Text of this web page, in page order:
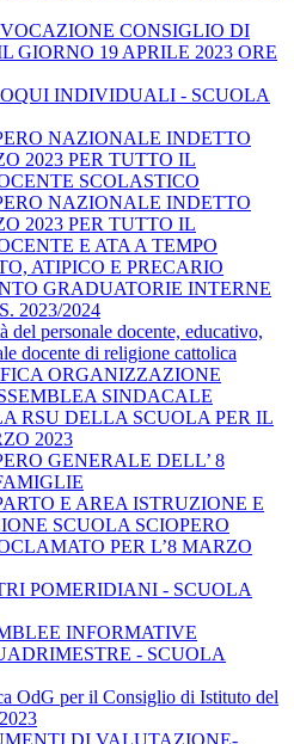
CONSIGLIO DI
GIORNO 19 APRILE 2023 ORE
INDIVIDUALI - SCUOLA
NAZIONALE INDETTO
2023 PER TUTTO IL
SCOLASTICO
NAZIONALE INDETTO
2023 PER TUTTO IL
E ATA A TEMPO
ATIPICO E PRECARIO
GRADUATORIE INTERNE
2023/2024
del personale docente, educativo,
docente di religione cattolica
ORGANIZZAZIONE
SINDACALE
RSU DELLA SCUOLA PER IL
2023
GENERALE DELL’ 8
E AREA ISTRUZIONE E
SCUOLA SCIOPERO
PER L’8 MARZO
POMERIDIANI - SCUOLA
INFORMATIVE
- SCUOLA
OdG per il Consiglio di Istituto del